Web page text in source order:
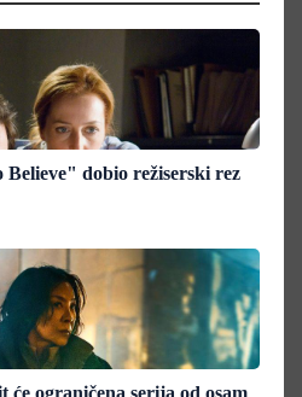
dobio režiserski rez
će ograničena serija od osam